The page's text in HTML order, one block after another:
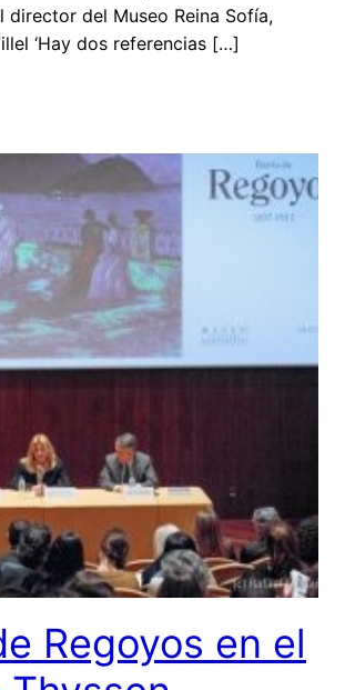
director del Museo Reina Sofía,
‘Hay dos referencias […]
Regoyos en el